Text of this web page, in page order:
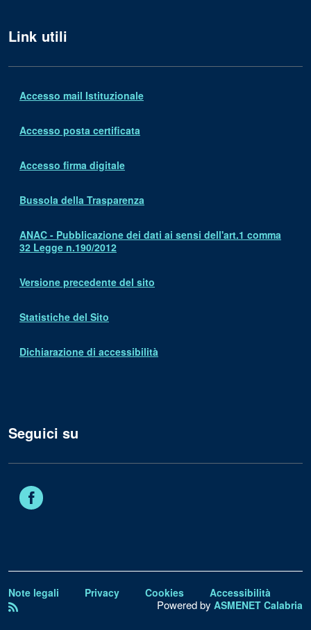
Link utili
Accesso mail Istituzionale
Accesso posta certificata
Accesso firma digitale
Bussola della Trasparenza
ANAC - Pubblicazione dei dati ai sensi dell'art.1 comma
32 Legge n.190/2012
Versione precedente del sito
Statistiche del Sito
Dichiarazione di accessibilità
Seguici su
Note legali Privacy Cookies Accessibilità
Powered by ASMENET Calabria